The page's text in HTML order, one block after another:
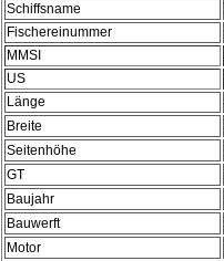
Schiffsname
Fischereinummer
MMSI
US
Länge
Breite
Seitenhöhe
GT
Baujahr
Bauwerft
Motor